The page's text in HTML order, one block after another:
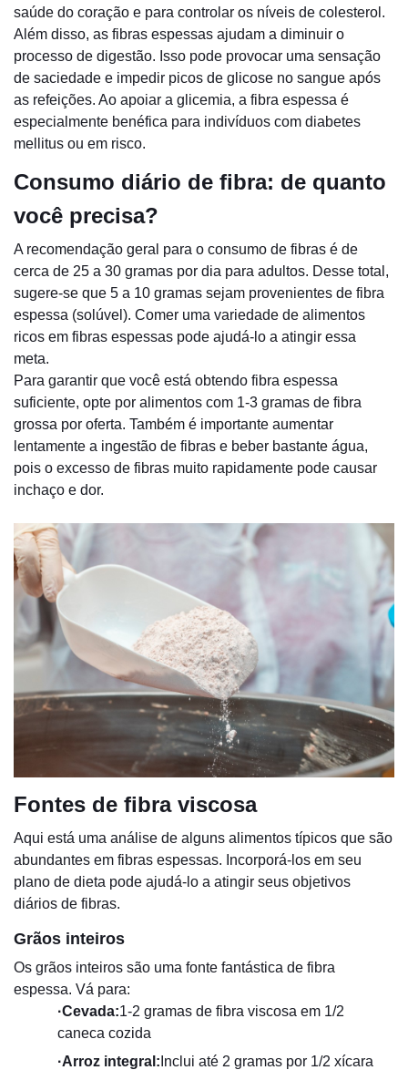
saúde do coração e para controlar os níveis de colesterol.
Além disso, as fibras espessas ajudam a diminuir o
processo de digestão. Isso pode provocar uma sensação
de saciedade e impedir picos de glicose no sangue após
as refeições. Ao apoiar a glicemia, a fibra espessa é
especialmente benéfica para indivíduos com diabetes
mellitus ou em risco.
Consumo diário de fibra: de quanto
você precisa?
A recomendação geral para o consumo de fibras é de
cerca de 25 a 30 gramas por dia para adultos. Desse total,
sugere-se que 5 a 10 gramas sejam provenientes de fibra
espessa (solúvel). Comer uma variedade de alimentos
ricos em fibras espessas pode ajudá-lo a atingir essa
meta.
Para garantir que você está obtendo fibra espessa
suficiente, opte por alimentos com 1-3 gramas de fibra
grossa por oferta. Também é importante aumentar
lentamente a ingestão de fibras e beber bastante água,
pois o excesso de fibras muito rapidamente pode causar
inchaço e dor.
Fontes de fibra viscosa
Aqui está uma análise de alguns alimentos típicos que são
abundantes em fibras espessas. Incorporá-los em seu
plano de dieta pode ajudá-lo a atingir seus objetivos
diários de fibras.
Grãos inteiros
Os grãos inteiros são uma fonte fantástica de fibra
espessa. Vá para:
·Cevada:1-2 gramas de fibra viscosa em 1/2
caneca cozida
·Arroz integral: Inclui até 2 gramas por 1/2 xícara